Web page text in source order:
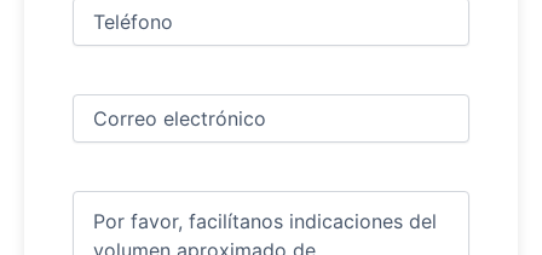
Teléfono
Correo
electrónico (Obligatorio)
Comentarios